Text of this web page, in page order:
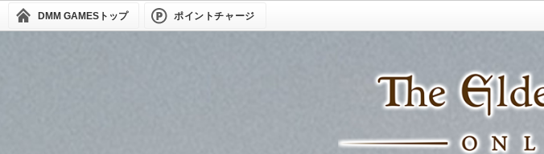
DMM GAMES トップ ポイントチャージ